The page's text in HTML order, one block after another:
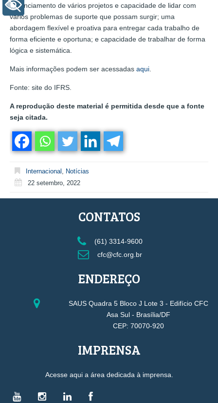
gerenciamento de vários projetos e capacidade de lidar com
vários problemas de suporte que possam surgir; uma
abordagem flexível e proativa para entregar cada trabalho de
forma eficiente e oportuna; e capacidade de trabalhar de forma
lógica e sistemática.
Mais informações podem ser acessadas aqui
Fonte: site do IFRS.
A reprodução deste material é permitida desde que a fonte
seja citada.
Internacional
Notícias
22 setembro, 2022
CONTATOS
(61) 3314-9600
cfc@cfc.org.br
ENDEREÇO
SAUS Quadra 5 Bloco J Lote 3 - Edifício CFC
Asa Sul - Brasília/DF
CEP: 70070-920
IMPRENSA
Acesse aqui a área dedicada à imprensa.
+ Acessibilidade